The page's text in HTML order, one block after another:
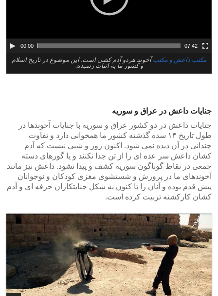
00:00 07:42
مکتب داعش و مکتب آخوند هردو آدم کشی است. این موضوع در تاریخ اسلام
و کشور ما به اثبات رسیده.
جنایات داعش در عراق و سوریه
جنایات داعش در دو کشور عراق و سوریه با جنایات آخوندها در
طول تاریخ ۱۴ سده گذشته کشور ما همخوانی دارد و تفاوت
چندانی در آن دیده نمی شود. اکنون روز و شبی نیست که آدم
کشان داعش سر عده ای را از تن جدا نکنند و یا گورهای دسته
جمعی در نقاط گوناگون سوریه کشف و پیدا نشود. داعش نیز مانند
آخوندهای ما در پرورش و شستشوی مغزی کودکان و نوجوانان
پیش قدم بوده و آنان را تا کنون به شکل جنایتکاران حرفه ای و آدم
کشان کارکشته تربیت کرده است.